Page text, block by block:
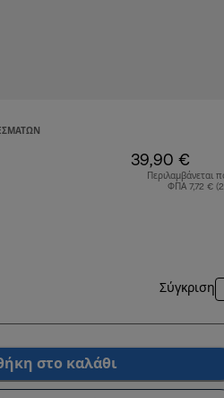
39,90 €
Περιλαμβάνεται
ΦΠΑ 7,72 €
Σύγκριση
στο καλάθι